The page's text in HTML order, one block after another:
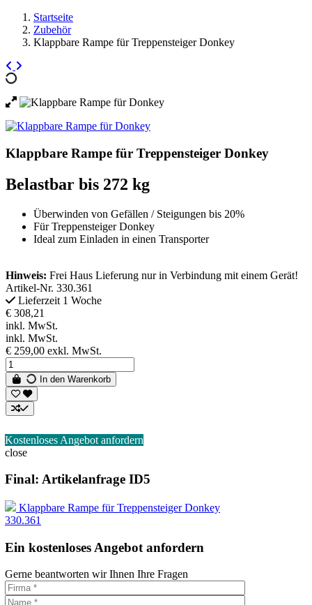
Startseite
Zubehör
Klappbare Rampe für Treppensteiger Donkey
Klappbare Rampe für Treppensteiger Donkey
Belastbar bis 272 kg
Überwinden von Gefällen / Steigungen bis 20%
Für Treppensteiger Donkey
Ideal zum Einladen in einen Transporter
Hinweis: Frei Haus Lieferung nur in Verbindung mit einem Gerät!
Artikel-Nr. 330.361
Lieferzeit 1 Woche
€ 308,21
inkl. MwSt.
inkl. MwSt.
€ 259,00 exkl. MwSt.
In den Warenkorb
Kostenloses Angebot anfordern
close
Final: Artikelanfrage ID5
Klappbare Rampe für Treppensteiger Donkey
330.361
Ein kostenloses Angebot anfordern
Gerne beantworten wir Ihnen Ihre Fragen